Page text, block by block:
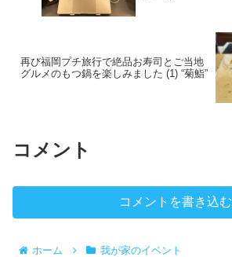
再び福岡プチ旅行で絶品お寿司とご当地
グルメのもつ鍋を楽しみました (1) “菊鮨”
コメント
コメントを書き込む
ホーム 我が家のイベント